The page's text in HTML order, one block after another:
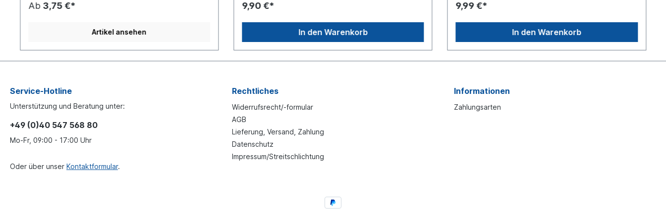
Ladsicherungseigenschaften (nach EN 12641-2,
beachten Sie, dass der Einsatz dieser Komponenten
nicht automatisch die Zertifizierung der Plane zur
Ab 3,75 €*
Artikel ansehen
Ladsicherungseigenschaften (nach EN 12641-2,
nicht automatisch die Zertifizierung der Plane zur
Folge hat.
9,90 €*
In den Warenkorb
Ladsicherungseigenschaften (nach EN 12641-2,
nicht automatisch die Zertifizierung der Plane zur
Folge hat.
9,99 €*
In den Warenkorb
Service-Hotline
Unterstützung und Beratung unter:
+49 (0)40 547 568 80
Mo-Fr, 09:00 - 17:00 Uhr
Oder über unser Kontaktformular.
Rechtliches
Widerrufsrecht/-formular
AGB
Lieferung, Versand, Zahlung
Datenschutz
Impressum/Streitschlichtung
Informationen
Zahlungsarten